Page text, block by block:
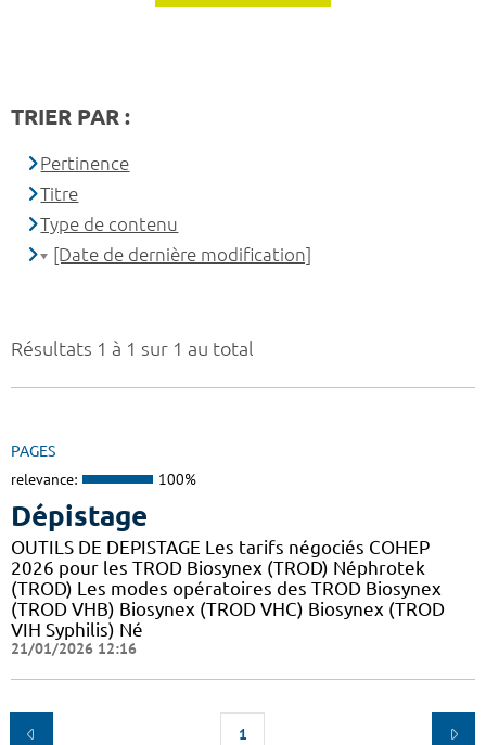
Résultats 1 à 1 sur 1 au total
PAGES
relevance: 100%
Dépistage
OUTILS DE DEPISTAGE Les tarifs négociés COHEP
2026 pour les TROD Biosynex (TROD) Néphrotek
(TROD) Les modes opératoires des TROD Biosynex
(TROD VHB) Biosynex (TROD VHC) Biosynex (TROD
VIH Syphilis) Né
21/01/2026 12:16
1
TRIER PAR :
Pertinence
Titre
Type de contenu
[Date de dernière modification]